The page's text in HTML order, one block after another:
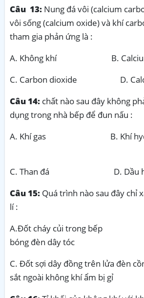
Câu 13: Nung đá vôi (calcium
vôi sống (calcium oxide) và khí
tham gia phản ứng là :
A. Không khí B.
C. Carbon dioxide D.
Câu 14: chất nào sau đây không
dụng trong nhà bếp để đun nấu :
A. Khí gas B. Khí
C. Than đá D. Dầu
Câu 15: Quá trình nào sau đây chỉ
lí :
A.Đốt cháy củi trong bếp
bóng đèn dây tóc
C. Đốt sợi dây đồng trên lửa đèn
sắt ngoài không khí ẩm bị gỉ